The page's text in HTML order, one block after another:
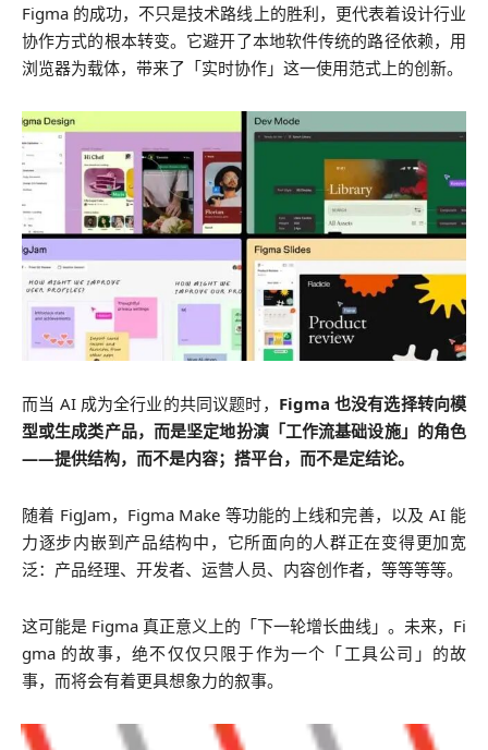
Figma 的成功，不只是技术路线上的胜利，更代表着设计行业
协作方式的根本转变。它避开了本地软件传统的路径依赖，用
浏览器为载体，带来了「实时协作」这一使用范式上的创新。
而当 AI 成为全行业的共同议题时， Figma 也没有选择转向模
型或生成类产品，而是坚定地扮演「工作流基础设施」的角色
——提供结构，而不是内容；搭平台，而不是定结论。
随着 FigJam，Figma Make 等功能的上线和完善，以及 AI 能
力逐步内嵌到产品结构中，它所面向的人群正在变得更加宽
泛：产品经理、开发者、运营人员、内容创作者，等等等等。
这可能是 Figma 真正意义上的「下一轮增长曲线」。未来，Fi
gma 的故事，绝不仅仅只限于作为一个「工具公司」的故
事，而将会有着更具想象力的叙事。